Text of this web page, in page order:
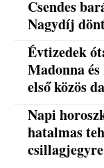
Csendes
Nagydíj
Évtizedek
Madonna
első közös
Napi
hatalmas